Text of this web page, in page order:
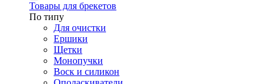
Товары для брекетов
По типу
Для очистки
Ершики
Щетки
Монопучки
Воск и силикон